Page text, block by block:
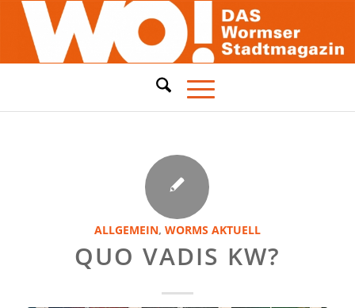
ALLGEMEIN, WORMS AKTUELL
QUO VADIS KW?